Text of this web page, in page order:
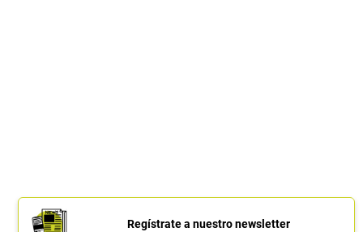
Regístrate a nuestro newsletter